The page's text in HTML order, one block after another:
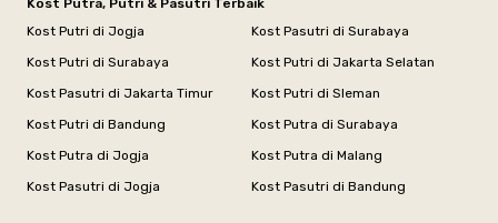
Kost Putra, Putri & Pasutri Terbaik
Kost Putri di Jogja
Kost Pasutri di Surabaya
Kost Putri di Surabaya
Kost Putri di Jakarta Selatan
Kost Pasutri di Jakarta Timur
Kost Putri di Sleman
Kost Putri di Bandung
Kost Putra di Surabaya
Kost Putra di Jogja
Kost Putra di Malang
Kost Pasutri di Jogja
Kost Pasutri di Bandung